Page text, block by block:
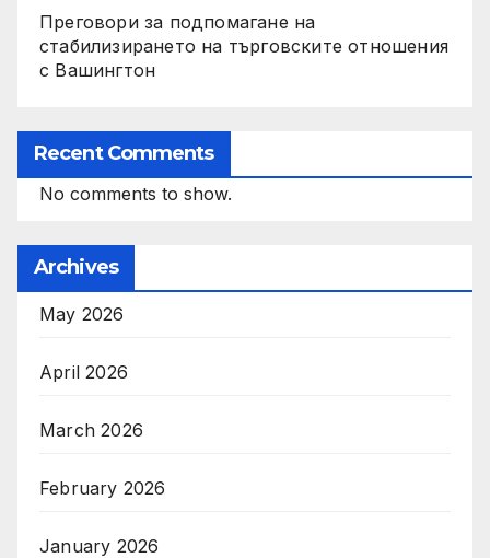
Преговори за подпомагане на
стабилизирането на търговските отношения
с Вашингтон
Recent Comments
No comments to show.
Archives
May 2026
April 2026
March 2026
February 2026
January 2026